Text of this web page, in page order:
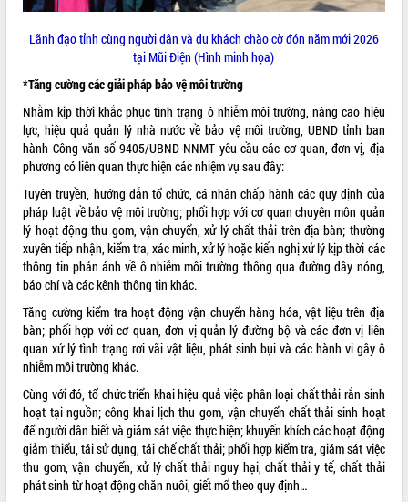
Lãnh đạo tỉnh cùng người dân và du khách chào cờ đón năm mới 2026
tại Mũi Điện (Hình minh họa)
*Tăng cường các giải pháp bảo vệ môi trường
Nhằm kịp thời khắc phục tình trạng ô nhiễm môi trường, nâng cao hiệu
lực, hiệu quả quản lý nhà nước về bảo vệ môi trường, UBND tỉnh ban
hành Công văn số 9405/UBND-NNMT yêu cầu các cơ quan, đơn vị, địa
phương có liên quan thực hiện các nhiệm vụ sau đây:
Tuyên truyền, hướng dẫn tổ chức, cá nhân chấp hành các quy định của
pháp luật về bảo vệ môi trường; phối hợp với cơ quan chuyên môn quản
lý hoạt động thu gom, vận chuyển, xử lý chất thải trên địa bàn; thường
xuyên tiếp nhận, kiểm tra, xác minh, xử lý hoặc kiến nghị xử lý kịp thời các
thông tin phản ánh về ô nhiễm môi trường thông qua đường dây nóng,
báo chí và các kênh thông tin khác.
Tăng cường kiểm tra hoạt động vận chuyển hàng hóa, vật liệu trên địa
bàn; phối hợp với cơ quan, đơn vị quản lý đường bộ và các đơn vị liên
quan xử lý tình trạng rơi vãi vật liệu, phát sinh bụi và các hành vi gây ô
nhiễm môi trường khác.
Cùng với đó, tổ chức triển khai hiệu quả việc phân loại chất thải rắn sinh
hoạt tại nguồn; công khai lịch thu gom, vận chuyển chất thải sinh hoạt
để người dân biết và giám sát việc thực hiện; khuyến khích các hoạt động
giảm thiểu, tái sử dụng, tái chế chất thải; phối hợp kiểm tra, giám sát việc
thu gom, vận chuyển, xử lý chất thải nguy hại, chất thải y tế, chất thải
phát sinh từ hoạt động chăn nuôi, giết mổ theo quy định…